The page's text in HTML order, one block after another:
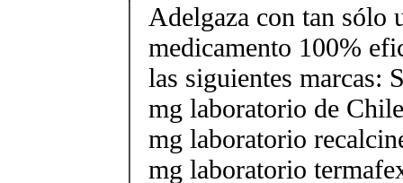
Adelgaza con tan sólo
medicamento 100%
las siguientes marcas:
mg laboratorio de
mg laboratorio
mg laboratorio